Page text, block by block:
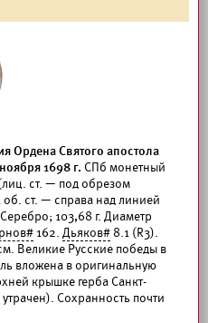
Ордена Святого апостола
1698 г. СПб монетный
ст. — под обрезом
ст. — справа над линией
103,68 г. Диаметр
162. Дьяков# 8.1 (R3).
Великие Русские победы в
вложена в оригинальную
крышке герба Санкт-
Сохранность почти